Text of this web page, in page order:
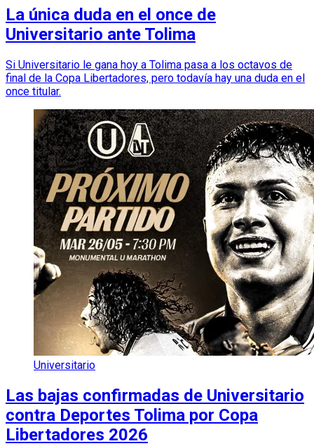
La única duda en el once de
Universitario ante Tolima
Si Universitario le gana hoy a Tolima pasa a los octavos de
final de la Copa Libertadores, pero todavía hay una duda en el
once titular.
Universitario
Las bajas confirmadas de Universitario
contra Deportes Tolima por Copa
Libertadores 2026